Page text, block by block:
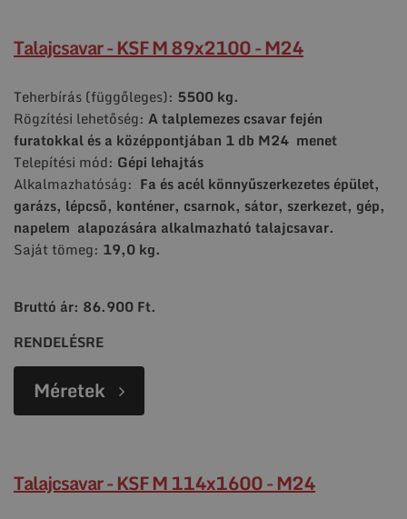
Talajcsavar - KSF M 89x2100 - M24
Teherbírás (függőleges): 5500 kg.
Rögzítési lehetőség: A talplemezes csavar fején
furatokkal és a középpontjában 1 db M24 menet
Telepítési mód: Gépi lehajtás
Alkalmazhatóság: Fa és acél könnyűszerkezetes épület,
garázs, lépcső, konténer, csarnok, sátor, szerkezet, gép,
napelem alapozására alkalmazható talajcsavar.
Saját tömeg: 19,0 kg.
Bruttó ár: 86.900 Ft.
RENDELÉSRE
Méretek
Talajcsavar - KSF M 114x1600 - M24